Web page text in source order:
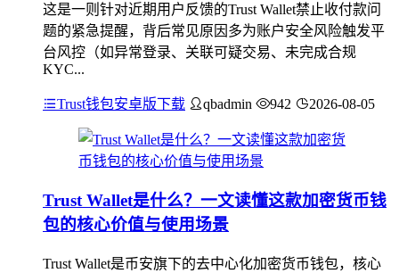
这是一则针对近期用户反馈的Trust Wallet禁止收付款问
题的紧急提醒，背后常见原因多为账户安全风险触发平
台风控（如异常登录、关联可疑交易、未完成合规
KYC...
Trust钱包安卓版下载 qbadmin 942 2026-08-05
Trust Wallet是什么？一文读懂这款加密货币钱
包的核心价值与使用场景
Trust Wallet是币安旗下的去中心化加密货币钱包，核心